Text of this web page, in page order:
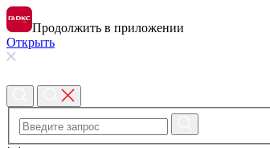
Продолжить в приложении
Открыть